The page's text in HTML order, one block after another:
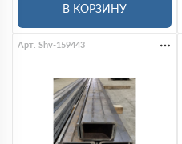
В КОРЗИНУ
Арт. Shv-159443